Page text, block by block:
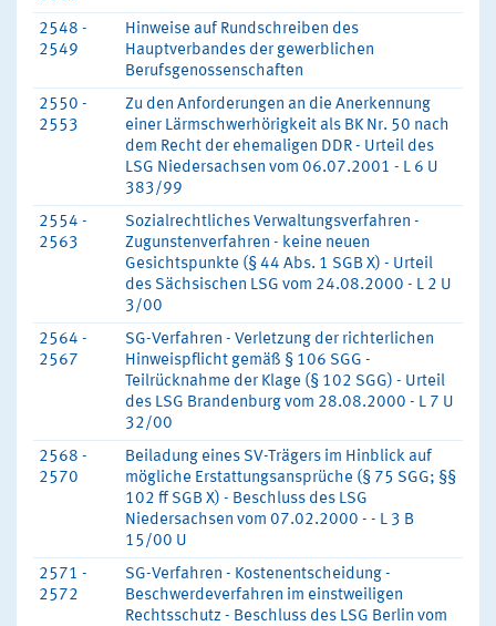
2548 -
2549
Hinweise auf Rundschreiben des
Hauptverbandes der gewerblichen
Berufsgenossenschaften
2550 -
2553
Zu den Anforderungen an die Anerkennung
einer Lärmschwerhörigkeit als BK Nr. 50 nach
dem Recht der ehemaligen DDR - Urteil des
LSG Niedersachsen vom 06.07.2001 - L 6 U
383/99
2554 -
2563
Sozialrechtliches Verwaltungsverfahren -
Zugunstenverfahren - keine neuen
Gesichtspunkte (§ 44 Abs. 1 SGB X) - Urteil
des Sächsischen LSG vom 24.08.2000 - L 2 U
3/00
2564 -
2567
SG-Verfahren - Verletzung der richterlichen
Hinweispflicht gemäß § 106 SGG -
Teilrücknahme der Klage (§ 102 SGG) - Urteil
des LSG Brandenburg vom 28.08.2000 - L 7 U
32/00
2568 -
2570
Beiladung eines SV-Trägers im Hinblick auf
mögliche Erstattungsansprüche (§ 75 SGG; §§
102 ff SGB X) - Beschluss des LSG
Niedersachsen vom 07.02.2000 - - L 3 B
15/00 U
2571 -
2572
SG-Verfahren - Kostenentscheidung -
Beschwerdeverfahren im einstweiligen
Rechtsschutz - Beschluss des LSG Berlin vom